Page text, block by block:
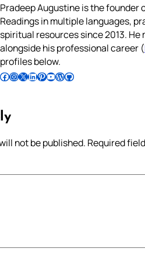
Pradeep Augustine is the
Readings in multiple languages,
spiritual resources since 2013.
alongside his professional career (
profiles below.
Follow Pradeep on Facebook Follow Pradeep on InstagramFollow Pradeep on X Follow Pradeep on LinkedIn Follow Pradeep on Pinterest Subscribe to Pradeep’s Youtube Channel Follow Pradeep on WordPress Follow Pradeep on GitHub
not be published. Required